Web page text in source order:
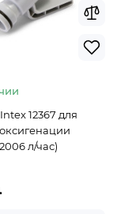
12367 для
л/час)